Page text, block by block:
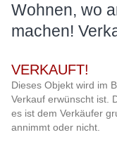
Wohnen, wo
machen!
VERKAUFT!
Dieses Objekt wird im
Verkauf erwünscht ist.
es ist dem Verkäufer
annimmt oder nicht.